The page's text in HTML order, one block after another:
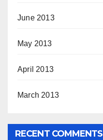
June 2013
May 2013
April 2013
March 2013
RECENT COMMENTS